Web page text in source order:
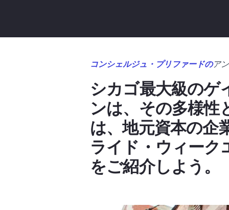
コンシェルジュ・プリファードのア
シカゴ最大級のゲ
ンは、その多様性
は、地元資本の企
ライド・ウィーク
をご紹介しよう。